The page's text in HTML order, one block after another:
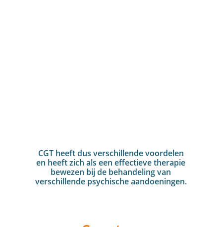
CGT heeft dus verschillende voordelen
en heeft zich als een effectieve therapie
bewezen bij de behandeling van
verschillende psychische aandoeningen.